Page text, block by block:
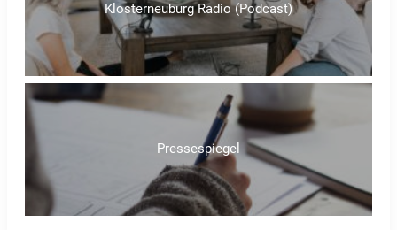
Klosterneuburg Radio (Podcast)
Pressespiegel